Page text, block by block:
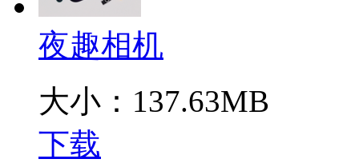
夜趣相机
大小：137.63MB
下载